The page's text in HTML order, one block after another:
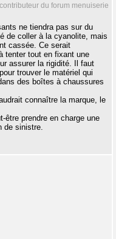
du forum menuiserie
ne tiendra pas sur du
de coller à la cyanolite, mais
cassée. Ce serait
tenter tout en fixant une
assurer la rigidité. Il faut
trouver le matériel qui
des boîtes à chaussures
connaître la marque, le
être prendre en charge une
de sinistre.